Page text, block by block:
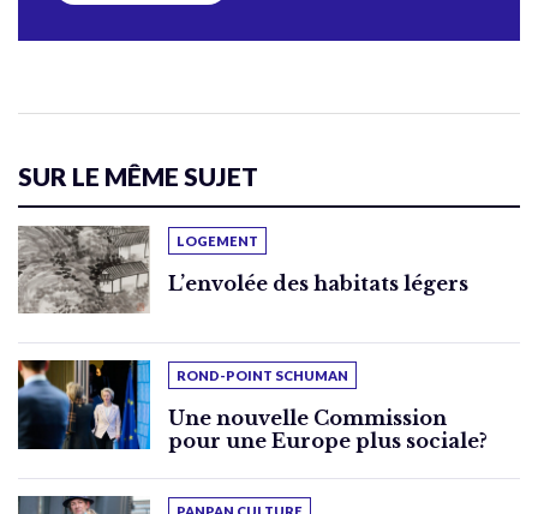
SUR LE MÊME SUJET
LOGEMENT
L’envolée des habitats légers
ROND-POINT SCHUMAN
Une nouvelle Commission
pour une Europe plus sociale?
PANPAN CULTURE